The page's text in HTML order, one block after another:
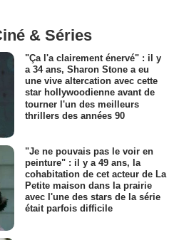
& Séries
"Ça l'a clairement énervé" : il y
a 34 ans, Sharon Stone a eu
une vive altercation avec cette
star hollywoodienne avant de
tourner l'un des meilleurs
thrillers des années 90
"Je ne pouvais pas le voir en
peinture" : il y a 49 ans, la
cohabitation de cet acteur de La
Petite maison dans la prairie
avec l'une des stars de la série
était parfois difficile